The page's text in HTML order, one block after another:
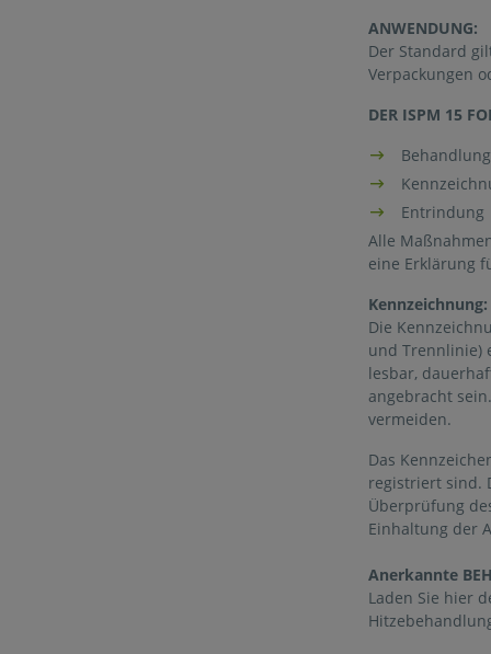
ANWENDUNG:
Der Standard
Verpackungen
DER ISPM 15
Entrindung
Alle
eine Erklärung
Kennzeichnung:
Die
und Trennlinie)
lesbar,
angebracht
vermeiden.
Das
registriert sind.
Überprüfung
Einhaltung der
Anerkannte
Laden Sie hier